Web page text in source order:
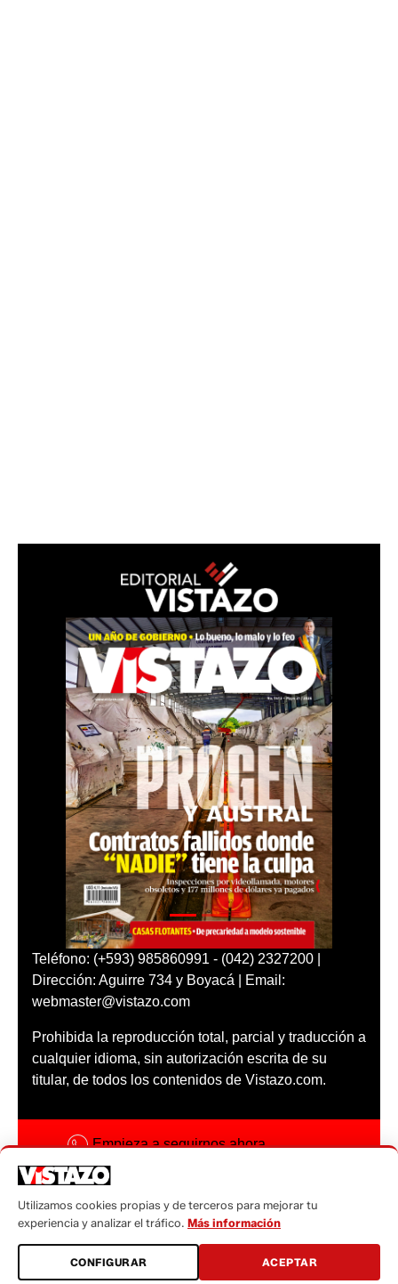
Teléfono: (+593) 985860991 - (042) 2327200 |
Dirección: Aguirre 734 y Boyacá | Email:
webmaster@vistazo.com
Prohibida la reproducción total, parcial y traducción a
cualquier idioma, sin autorización escrita de su
titular, de todos los contenidos de Vistazo.com.
Empieza a seguirnos ahora
Código ética
Sugerencias a:
sugerencias@vistazo.com
Utilizamos cookies propias y de terceros para mejorar tu
experiencia y analizar el tráfico. Más información
CONFIGURAR ACEPTAR